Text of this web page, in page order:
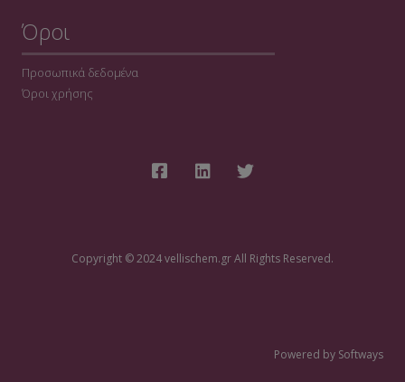
Όροι
Προσωπικά δεδομένα
Όροι χρήσης
Copyright © 2024 vellischem.gr All Rights Reserved.
Powered by Softways